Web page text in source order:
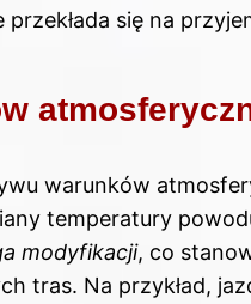
się na
warunków
temperatury
modyfikacji, co
tras. Na przykład,